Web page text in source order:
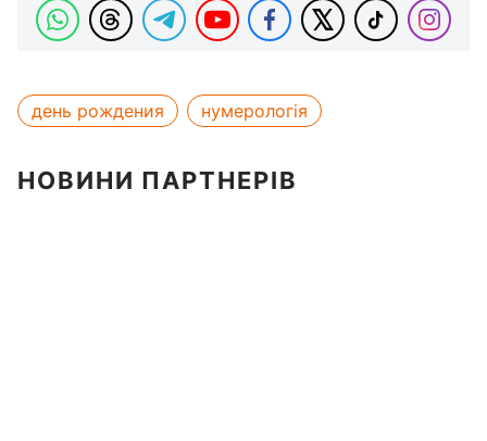
день рождения нумерологія
НОВИНИ ПАРТНЕРІВ